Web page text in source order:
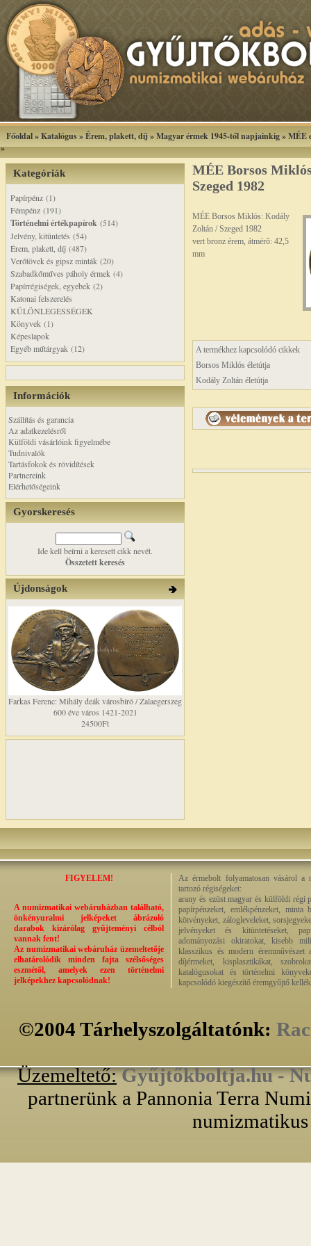
Főoldal»Katalógus»Érem, plakett, díj »Magyar érmek 1945-től napjainkig»MÉE
»
Kategóriák
Papírpénz (1)
Fémpénz (191)
Történelmi értékpapírok (514)
Jelvény, kitüntetés (54)
Érem, plakett, díj (487)
Verőtövek és gipsz minták (20)
Szabadkőműves páholy érmek (4)
Papírrégiségek, egyebek (2)
Katonai felszerelés
KÜLÖNLEGESSÉGEK
Könyvek (1)
Képeslapok
Egyéb műtárgyak (12)
Információk
Szállítás és garancia
Az adatkezelésről
Külföldi vásárlóink figyelmébe
Tudnivalók
Tartásfokok és rövidítések
Partnereink
Elérhetőségeink
Gyorskeresés
Ide kell beírni a keresett cikk nevét.
Összetett keresés
Újdonságok
Farkas Ferenc: Mihály deák városbíró / Zalaegerszeg
600 éve város 1421-2021
24500Ft
MÉE Borsos
Szeged 1982
MÉE Borsos Miklós: Kodály
Zoltán / Szeged 1982
vert bronz érem, átmérő: 42,5
mm
A termékhez kapcsolódó cikkek
Borsos Miklós életútja
Kodály Zoltán életútja
FIGYELEM!
A numizmatikai webáruházban található,
önkényuralmi jelképeket ábrázoló
darabok kizárólag gyűjteményi célból
vannak fent!
Az numizmatikai webáruház üzemeltetője
elhatárolódik minden fajta szélsőséges
eszmétől, amelyek ezen történelmi
jelképekhez kapcsolódnak!
Az érmebolt folyamatosan vásárol a
tartozó régiségeket:
arany és ezüst magyar és külföldi régi
papírpénzeket, emlékpénzeket, minta
kötvényeket, zálogleveleket,
jelvényeket és kitüntetéseket,
adományozási okiratokat, kisebb
klasszikus és modern éremművészet
díjérmeket, kisplasztikákat,
katalógusokat és történelmi
kapcsolódó kiegészítő éremgyűjtő
©2004 Tárhelyszolgáltatónk:
Üzemeltető: Gyűjtőkboltja.hu -
partnerünk a Pannonia Terra
numizmatikus